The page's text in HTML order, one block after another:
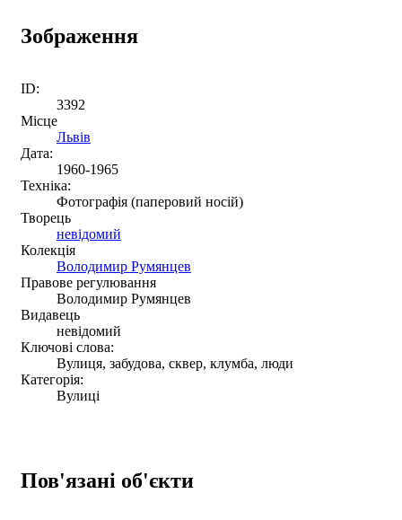
Зображення
ID:
3392
Місце
Львів
Дата:
1960-1965
Техніка:
Фотографія (паперовий носій)
Творець
невідомий
Колекція
Володимир Румянцев
Правове регулювання
Володимир Румянцев
Видавець
невідомий
Ключові слова:
Вулиця, забудова, сквер, клумба, люди
Категорія:
Вулиці
Пов'язані об'єкти